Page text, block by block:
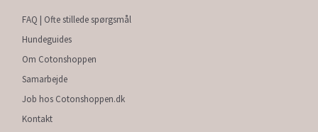
FAQ | Ofte stillede spørgsmål
Hundeguides
Om Cotonshoppen
Samarbejde
Job hos Cotonshoppen.dk
Kontakt